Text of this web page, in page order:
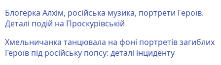
Блогерка Алхім, російська музика, портрети Героїв.
Деталі подій на Проскурівській
Хмельничанка танцювала на фоні портретів загиблих
Героїв під російську попсу: деталі інциденту